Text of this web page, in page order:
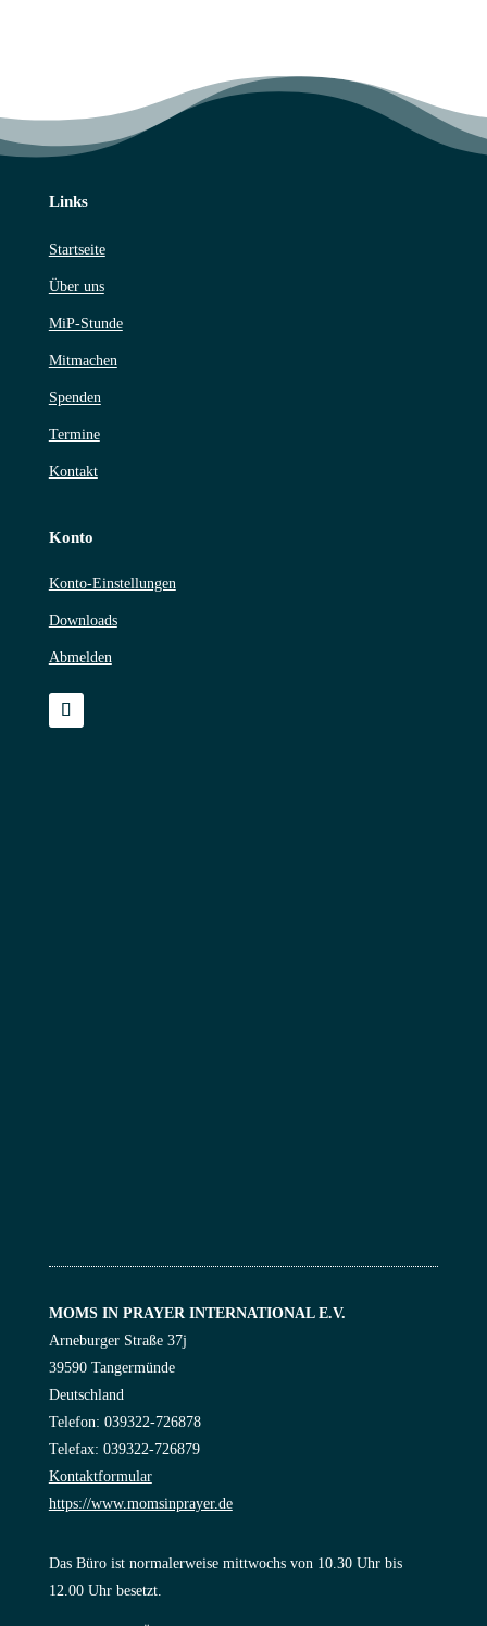
Links
Startseite
Über uns
MiP-Stunde
Mitmachen
Spenden
Termine
Kontakt
Konto
Konto-Einstellungen
Downloads
Abmelden
MOMS IN PRAYER INTERNATIONAL E.V.
Arneburger Straße 37j
39590 Tangermünde
Deutschland
Telefon: 039322-726878
Telefax: 039322-726879
Kontaktformular
https://www.momsinprayer.de
Das Büro ist normalerweise mittwochs von 10.30 Uhr bis
12.00 Uhr besetzt.